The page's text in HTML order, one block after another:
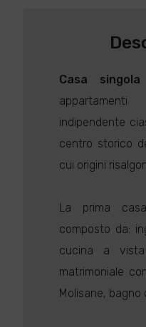
Casa singola
indipendente
centro storico
cui origini
La prima
composto da:
cucina a
matrimoniale
Molisane,